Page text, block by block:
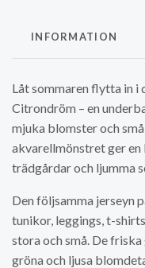
INFORMATION
Låt sommaren flytta in i
Citrondröm – en
mjuka blomster och
akvarellmönstret ger en
trädgårdar och ljumma
Den följsamma jerseyn
tunikor, leggings, t-
stora och små. De
gröna och ljusa